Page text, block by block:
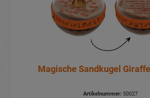
Magische Sandkugel
Artikelnummer:50027